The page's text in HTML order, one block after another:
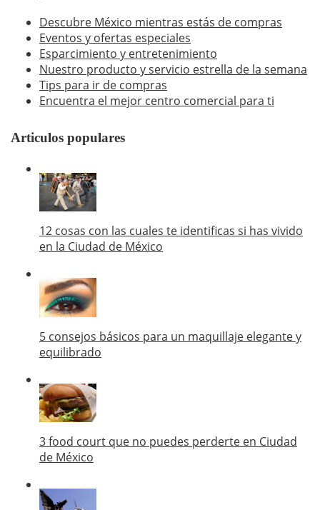
Descubre México mientras estás de compras
Eventos y ofertas especiales
Esparcimiento y entretenimiento
Nuestro producto y servicio estrella de la semana
Tips para ir de compras
Encuentra el mejor centro comercial para ti
Articulos populares
12 cosas con las cuales te identificas si has vivido
en la Ciudad de México
5 consejos básicos para un maquillaje elegante y
equilibrado
3 food court que no puedes perderte en Ciudad
de México